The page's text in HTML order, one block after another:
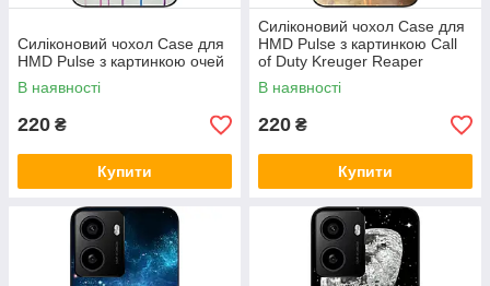
Силіконовий чохол Case для
HMD Pulse з картинкою очей
В наявності
220 ₴
Купити
Силіконовий чохол Case для
HMD Pulse з картинкою Call
of Duty Kreuger Reaper
Крюгер
В наявності
220 ₴
Купити